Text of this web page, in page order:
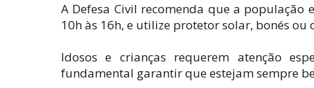
A Defesa Civil recomenda que a
10h às 16h, e utilize protetor solar, bonés ou
Idosos e crianças requerem atenção
fundamental garantir que estejam sempre